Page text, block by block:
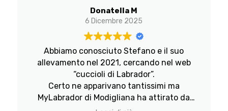
disponibilità dimostrataci. Un allevamento
di puro Amore per i cuccioli e un punto
di cuore. Marina Mari
Modifica
Elimina
Donatella M
6 Dicembre 2025
Abbiamo conosciuto Stefano e il suo
allevamento nel 2021, cercando nel web
“cuccioli di Labrador”.
Certo ne apparivano tantissimi ma
MyLabrador di Modigliana ha attirato da
subito la nostra attenzione e curiosità